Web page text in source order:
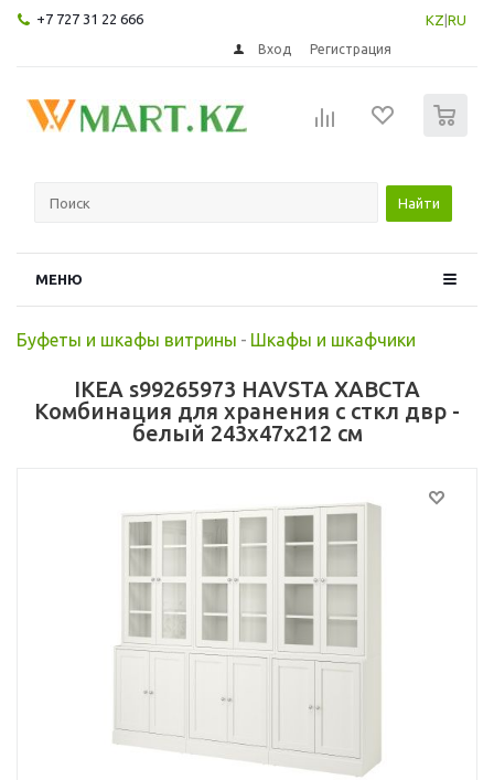
+7 727 31 22 666 KZ RU
Вход Регистрация
Найти
МЕНЮ
Буфеты и шкафы витрины - Шкафы и шкафчики
IKEA s99265973 HAVSTA ХАВСТА
Комбинация для хранения с сткл двр -
белый 243x47x212 см